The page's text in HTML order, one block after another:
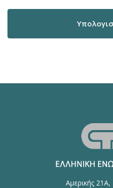
Αμερικής